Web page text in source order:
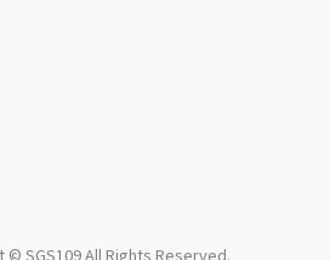
© SGS109 All Rights Reserved.